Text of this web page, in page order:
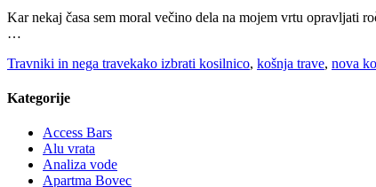
Kar nekaj časa sem moral večino dela na mojem vrtu opravljati
…
Travniki in nega travekako izbrati kosilnico, košnja trave, nova
Kategorije
Access Bars
Alu vrata
Analiza vode
Apartma Bovec